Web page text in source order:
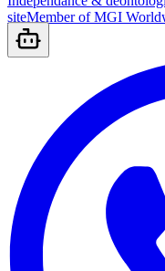
siteMember of MGI